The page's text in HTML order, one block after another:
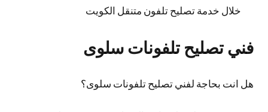
خلال خدمة تصليح تلفون متنقل الكويت
فني تصليح تلفونات سلوى
هل انت بحاجة لفني تصليح تلفونات سلوى؟